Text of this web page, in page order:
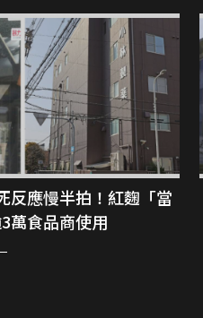
反應慢半拍！紅麴「當
食品商使用